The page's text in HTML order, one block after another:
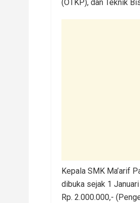
(OTKP), dan Teknik
Kepala SMK Ma’arif
dibuka sejak 1
Rp. 2.000.000,-